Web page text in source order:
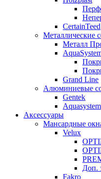
CertainTeed
Металлические
Металл
Grand Line
Алюминиевые
Gentek
Aquasystem
Аксессуары
Мансардные
Velux
Доп.
Fakro